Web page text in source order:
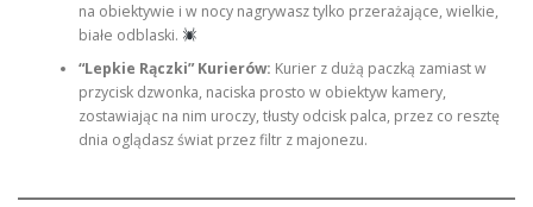
na obiektywie i w nocy nagrywasz tylko przerażające, wielkie,
białe odblaski.
“Lepkie Rączki” Kurierów: Kurier z dużą paczką zamiast w
przycisk dzwonka, naciska prosto w obiektyw kamery,
zostawiając na nim uroczy, tłusty odcisk palca, przez co resztę
dnia oglądasz świat przez filtr z majonezu.